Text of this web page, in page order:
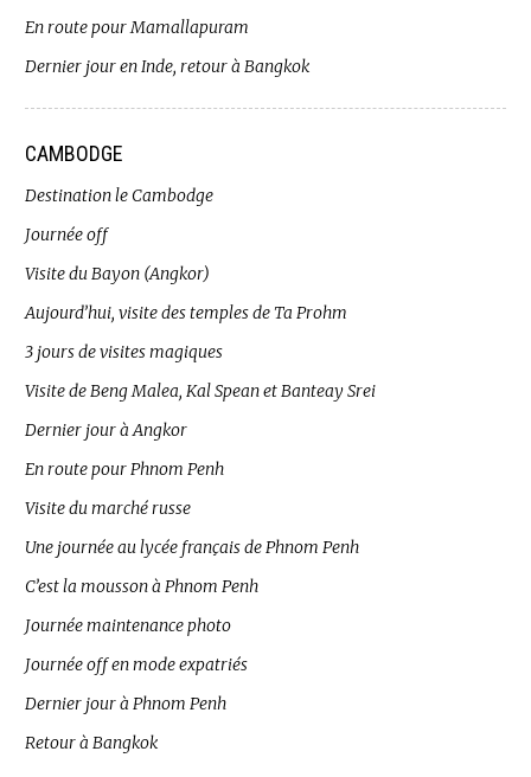
En route pour Mamallapuram
Dernier jour en Inde, retour à Bangkok
CAMBODGE
Destination le Cambodge
Journée off
Visite du Bayon (Angkor)
Aujourd’hui, visite des temples de Ta Prohm
3 jours de visites magiques
Visite de Beng Malea, Kal Spean et Banteay Srei
Dernier jour à Angkor
En route pour Phnom Penh
Visite du marché russe
Une journée au lycée français de Phnom Penh
C’est la mousson à Phnom Penh
Journée maintenance photo
Journée off en mode expatriés
Dernier jour à Phnom Penh
Retour à Bangkok